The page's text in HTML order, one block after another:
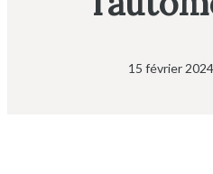
15 février 2024